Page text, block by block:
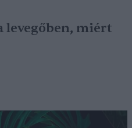
levegőben, miért